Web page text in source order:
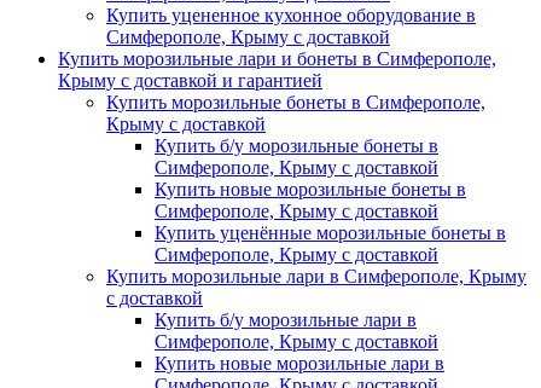
Купить уцененное кухонное оборудование в
Симферополе, Крыму с доставкой
Купить морозильные лари и бонеты в Симферополе,
Крыму с доставкой и гарантией
Купить морозильные бонеты в Симферополе,
Крыму с доставкой
Купить б/у морозильные бонеты в
Симферополе, Крыму с доставкой
Купить новые морозильные бонеты в
Симферополе, Крыму с доставкой
Купить уценённые морозильные бонеты в
Симферополе, Крыму с доставкой
Купить морозильные лари в Симферополе, Крыму
с доставкой
Купить б/у морозильные лари в
Симферополе, Крыму с доставкой
Купить новые морозильные лари в